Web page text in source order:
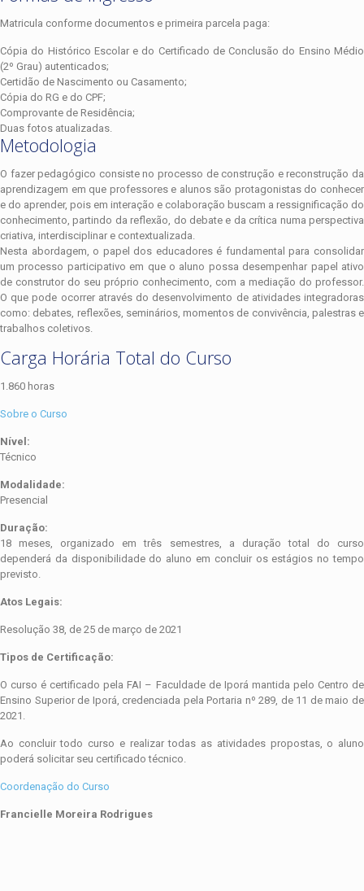
Matricula conforme documentos e primeira parcela paga:
Cópia do Histórico Escolar e do Certificado de Conclusão do Ensino Médio
(2º Grau) autenticados;
Certidão de Nascimento ou Casamento;
Cópia do RG e do CPF;
Comprovante de Residência;
Duas fotos atualizadas.
Metodologia
O fazer pedagógico consiste no processo de construção e reconstrução da
aprendizagem em que professores e alunos são protagonistas do conhecer
e do aprender, pois em interação e colaboração buscam a ressignificação do
conhecimento, partindo da reflexão, do debate e da crítica numa perspectiva
criativa, interdisciplinar e contextualizada.
Nesta abordagem, o papel dos educadores é fundamental para consolidar
um processo participativo em que o aluno possa desempenhar papel ativo
de construtor do seu próprio conhecimento, com a mediação do professor.
O que pode ocorrer através do desenvolvimento de atividades integradoras
como: debates, reflexões, seminários, momentos de convivência, palestras e
trabalhos coletivos.
Carga Horária Total do Curso​
1.860 horas
Sobre o Curso
Nível:
Técnico
Modalidade:
Presencial
Duração:
18 meses, organizado em três semestres, a duração total do curso
dependerá da disponibilidade do aluno em concluir os estágios no tempo
previsto.
Atos Legais:
Resolução 38, de 25 de março de 2021
Tipos de Certificação:
O curso é certificado pela FAI – Faculdade de Iporá mantida pelo Centro de
Ensino Superior de Iporá, credenciada pela Portaria nº 289, de 11 de maio de
2021.
Ao concluir todo curso e realizar todas as atividades propostas, o aluno
poderá solicitar seu certificado técnico.
Coordenação do Curso
Francielle Moreira Rodrigues